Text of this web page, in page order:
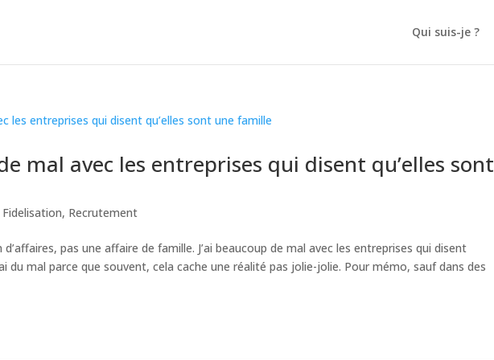
Qui suis-je ?
mal avec les entreprises qui disent qu’elles sont
Fidelisation, Recrutement
d’affaires, pas une affaire de famille. J’ai beaucoup de mal avec les entreprises qui disent
du mal parce que souvent, cela cache une réalité pas jolie-jolie. Pour mémo, sauf dans des